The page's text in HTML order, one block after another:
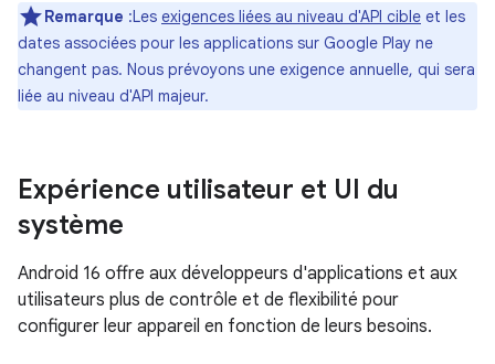
Remarque :Les exigences liées au niveau d'API cible et les
dates associées pour les applications sur Google Play ne
changent pas. Nous prévoyons une exigence annuelle, qui sera
liée au niveau d'API majeur.
Expérience utilisateur et UI du
système
Android 16 offre aux développeurs d'applications et aux
utilisateurs plus de contrôle et de flexibilité pour
configurer leur appareil en fonction de leurs besoins.